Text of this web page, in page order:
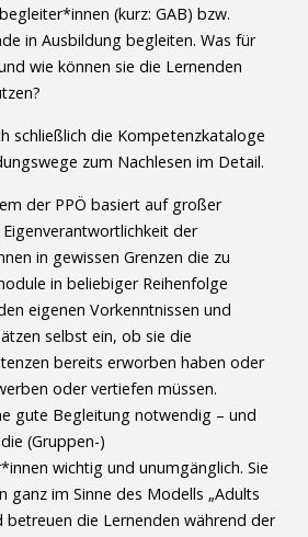
(kurz: GAB) bzw.
in Ausbildung begleiten. Was für
wie können sie die Lernenden
schließlich die Kompetenzkataloge
zum Nachlesen im Detail.
der PPÖ basiert auf großer
der
in gewissen Grenzen die zu
in beliebiger Reihenfolge
eigenen Vorkenntnissen und
selbst ein, ob sie die
bereits erworben haben oder
oder vertiefen müssen.
gute Begleitung notwendig – und
(Gruppen-)
wichtig und unumgänglich. Sie
ganz im Sinne des Modells „Adults
betreuen die Lernenden während der